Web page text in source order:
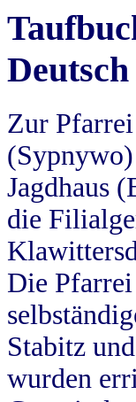
Zur
Jagdhaus
die
Die
Stabitz
wurden